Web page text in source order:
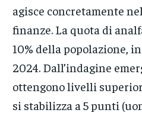
agisce concretamente
finanze. La quota di
10% della popolazione,
2024. Dall’indagine
ottengono livelli
si stabilizza a 5 punti